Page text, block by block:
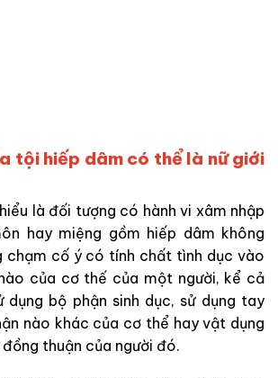
tội hiếp dâm có thể là nữ giới
là đối tượng có hành vi xâm nhập
hay miệng gồm hiếp dâm không
chạm cố ý có tính chất tình dục vào
của cơ thế của một người, kể cả
dụng bộ phận sinh dục, sử dụng tay
nào khác của cơ thể hay vật dụng
thuận của người đó.